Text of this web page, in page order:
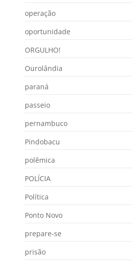
operação
oportunidade
ORGULHO!
Ourolândia
paraná
passeio
pernambuco
Pindobacu
polêmica
POLÍCIA
Política
Ponto Novo
prepare-se
prisão